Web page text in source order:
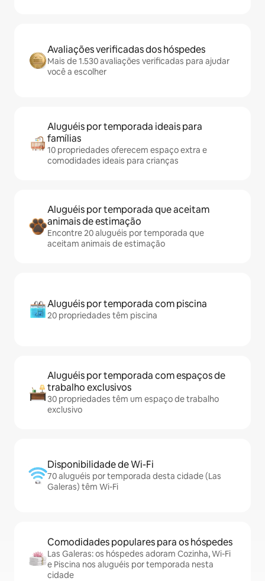
Avaliações verificadas dos hóspedes
Mais de 1.530 avaliações verificadas para ajudar
você a escolher
Aluguéis por temporada ideais para
famílias
10 propriedades oferecem espaço extra e
comodidades ideais para crianças
Aluguéis por temporada que aceitam
animais de estimação
Encontre 20 aluguéis por temporada que
aceitam animais de estimação
Aluguéis por temporada com piscina
20 propriedades têm piscina
Aluguéis por temporada com espaços de
trabalho exclusivos
30 propriedades têm um espaço de trabalho
exclusivo
Disponibilidade de Wi-Fi
70 aluguéis por temporada desta cidade (Las
Galeras) têm Wi-Fi
Comodidades populares para os hóspedes
Las Galeras: os hóspedes adoram Cozinha, Wi-Fi
e Piscina nos aluguéis por temporada nesta
cidade